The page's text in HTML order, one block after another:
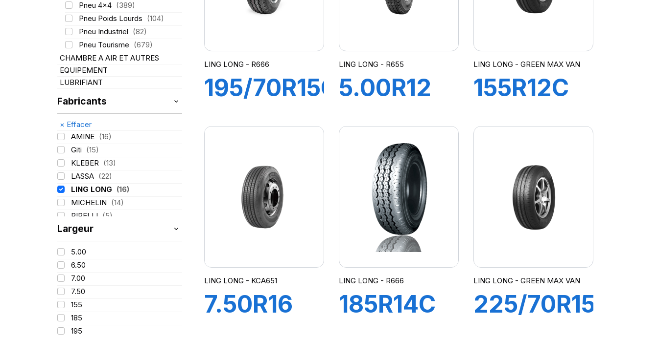
Pneu 4x4 (389)
Pneu Poids Lourds (104)
Pneu Industriel (82)
Pneu Tourisme (679)
CHAMBRE A AIR ET AUTRES
EQUIPEMENT
LUBRIFIANT
Fabricants
× Effacer
AMINE (16)
Giti (15)
KLEBER (13)
LASSA (22)
LING LONG (16)
MICHELIN (14)
PIRELLI (5)
TIGAR
Largeur
5.00
6.50
7.00
7.50
155
185
195
LING LONG - R666
195/70R15C
R666
LING LONG - R655
5.00R12
83/81N
R655
LING LONG - GREEN MAX VAN
155R12C
MAX VAN
LING LONG - KCA651
7.50R16
LING LONG - R666
185R14C
LING LONG - GREEN MAX VAN
225/70R15C